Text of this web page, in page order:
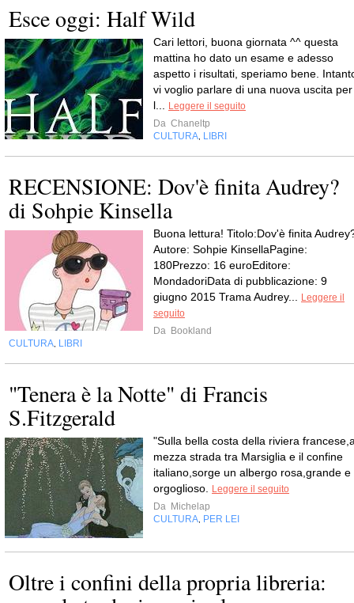
Esce oggi: Half Wild
Cari lettori, buona giornata ^^ questa
mattina ho dato un esame e adesso
aspetto i risultati, speriamo bene.
vi voglio parlare di una nuova uscita per
l...
Leggere il seguito
Da Chaneltp
CULTURA LIBRI
RECENSIONE: Dov'è finita Audrey?
di Sohpie Kinsella
Buona lettura! Titolo:Dov'è finita
Autore: Sohpie KinsellaPagine:
180Prezzo: 16 euroEditore:
MondadoriData di pubblicazione: 9
giugno 2015 Trama Audrey...
Leggere il
seguito
Da Bookland
CULTURA LIBRI
"Tenera è la Notte" di Francis
S.Fitzgerald
"Sulla bella costa della riviera
mezza strada tra Marsiglia e il confine
italiano,sorge un albergo rosa,grande e
orgoglioso.
Leggere il seguito
Da Michelap
CULTURA PER LEI
Oltre i confini della propria libreria: